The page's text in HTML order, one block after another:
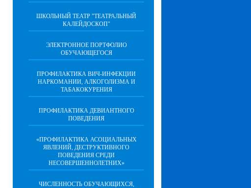
ШКОЛЬНЫЙ ТЕАТР "ТЕАТРАЛЬНЫЙ
КАЛЕЙДОСКОП"
ЭЛЕКТРОННОЕ ПОРТФОЛИО
ОБУЧАЮЩЕГОСЯ
ПРОФИЛАКТИКА ВИЧ-ИНФЕКЦИИ
НАРКОМАНИИ, АЛКОГОЛИЗМА И
ТАБАКОКУРЕНИЯ
ПРОФИЛАКТИКА ДЕВИАНТНОГО
ПОВЕДЕНИЯ
«ПРОФИЛАКТИКА АСОЦИАЛЬНЫХ
ЯВЛЕНИЙ, ДЕСТРУКТИВНОГО
ПОВЕДЕНИЯ СРЕДИ
НЕСОВЕРШЕННОЛЕТНИХ»
ЧИСЛЕННОСТЬ ОБУЧАЮЩИХСЯ,